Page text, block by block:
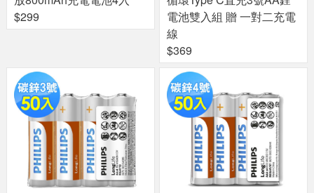
$299
電池雙入組 贈 一對二充電
線
$369